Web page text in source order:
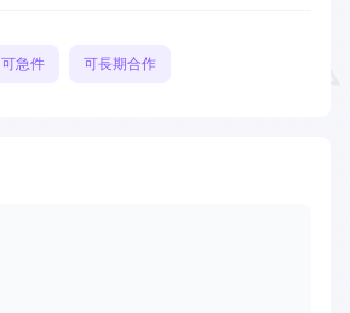
可急件 可長期合作